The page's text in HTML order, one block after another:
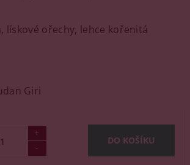
lískové ořechy, lehce kořenitá
Giri